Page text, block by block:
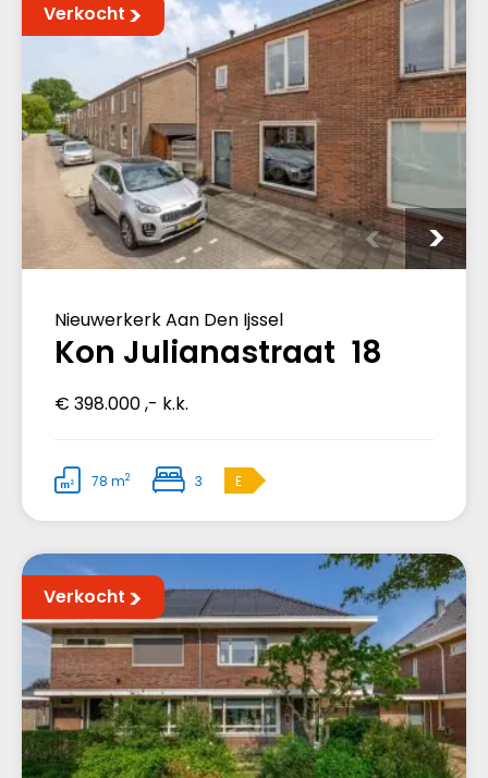
Verkocht
Nieuwerkerk Aan Den Ijssel
Kon Julianastraat 18
€ 398.000 ,- k.k.
78 m2 3 E
Verkocht